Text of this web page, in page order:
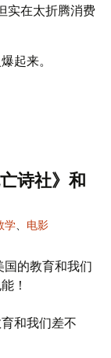
实在太折腾消费
起来。
诗社》和
学 电影
国的教育和我们
！
和我们差不